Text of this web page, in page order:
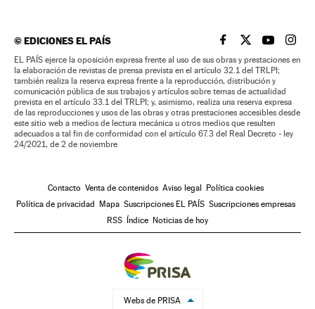
©EDICIONES EL PAÍS EL PAÍS BRASIL EN
EL PAÍSEL PAÍS
EL
EL PAÍS ejerce la oposición expresa frente al uso de sus obras y prestaciones en
la elaboración de revistas de prensa prevista en el artículo 32.1 del TRLPI;
también realiza la reserva expresa frente a la reproducción, distribución y
comunicación pública de sus trabajos y artículos sobre temas de actualidad
prevista en el artículo 33.1 del TRLPI; y, asimismo, realiza una reserva expresa
de las reproducciones y usos de las obras y otras prestaciones accesibles desde
este sitio web a medios de lectura mecánica u otros medios que resulten
adecuados a tal fin de conformidad con el artículo 67.3 del Real Decreto - ley
24/2021, de 2 de noviembre
Contacto Venta de contenidos Aviso legal
Política cookies
Política de privacidad
Mapa Suscripciones EL PAÍS Suscripciones empresas
RSS
Índice Noticias de hoy
Webs de PRISA